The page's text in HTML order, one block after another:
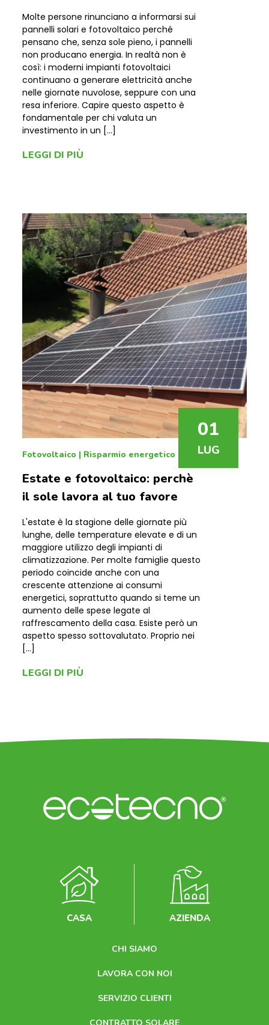
Molte persone rinunciano a informarsi sui
pannelli solari e fotovoltaico perché
pensano che, senza sole pieno, i pannelli
non producano energia. In realtà non è
così: i moderni impianti fotovoltaici
continuano a generare elettricità anche
nelle giornate nuvolose, seppure con una
resa inferiore. Capire questo aspetto è
fondamentale per chi valuta un
investimento in un […]
LEGGI DI PIÙ
01
LUG
Fotovoltaico | Risparmio energetico
Estate e fotovoltaico: perchè
il sole lavora al tuo favore
L'estate è la stagione delle giornate più
lunghe, delle temperature elevate e di un
maggiore utilizzo degli impianti di
climatizzazione. Per molte famiglie questo
periodo coincide anche con una
crescente attenzione ai consumi
energetici, soprattutto quando si teme un
aumento delle spese legate al
raffrescamento della casa. Esiste però un
aspetto spesso sottovalutato. Proprio nei
[…]
LEGGI DI PIÙ
CHI SIAMO
LAVORA CON NOI
SERVIZIO CLIENTI
CASA AZIENDA